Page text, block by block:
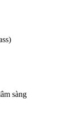
compass)
trên lâm sàng